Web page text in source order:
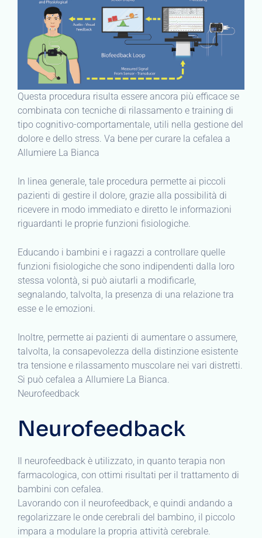
Questa procedura risulta essere ancora più efficace se
combinata con tecniche di rilassamento e training di
tipo cognitivo-comportamentale, utili nella gestione del
dolore e dello stress. Va bene per curare la cefalea a
Allumiere La Bianca
In linea generale, tale procedura permette ai piccoli
pazienti di gestire il dolore, grazie alla possibilità di
ricevere in modo immediato e diretto le informazioni
riguardanti le proprie funzioni fisiologiche.
Educando i bambini e i ragazzi a controllare quelle
funzioni fisiologiche che sono indipendenti dalla loro
stessa volontà, si può aiutarli a modificarle,
segnalando, talvolta, la presenza di una relazione tra
esse e le emozioni.
Inoltre, permette ai pazienti di aumentare o assumere,
talvolta, la consapevolezza della distinzione esistente
tra tensione e rilassamento muscolare nei vari distretti.
Si può cefalea a Allumiere La Bianca.
Neurofeedback
Neurofeedback
Il neurofeedback è utilizzato, in quanto terapia non
farmacologica, con ottimi risultati per il trattamento di
bambini con cefalea.
Lavorando con il neurofeedback, e quindi andando a
regolarizzare le onde cerebrali del bambino, il piccolo
impara a modulare la propria attività cerebrale.